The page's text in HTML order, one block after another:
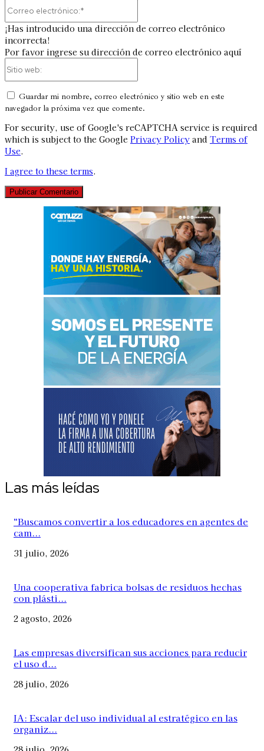
¡Has introducido una dirección de correo electrónico
incorrecta!
Por favor ingrese su dirección de correo electrónico aquí
Guardar mi nombre, correo electrónico y sitio web en este
navegador la próxima vez que comente.
For security, use of Google's reCAPTCHA service is required
which is subject to the Google Privacy Policy and Terms of
Use.
I agree to these terms.
Las más leídas
“Buscamos convertir a los educadores en agentes de
cam...
31 julio, 2026
Una cooperativa fabrica bolsas de residuos hechas
con plásti...
2 agosto, 2026
Las empresas diversifican sus acciones para reducir
el uso d...
28 julio, 2026
IA: Escalar del uso individual al estratégico en las
organiz...